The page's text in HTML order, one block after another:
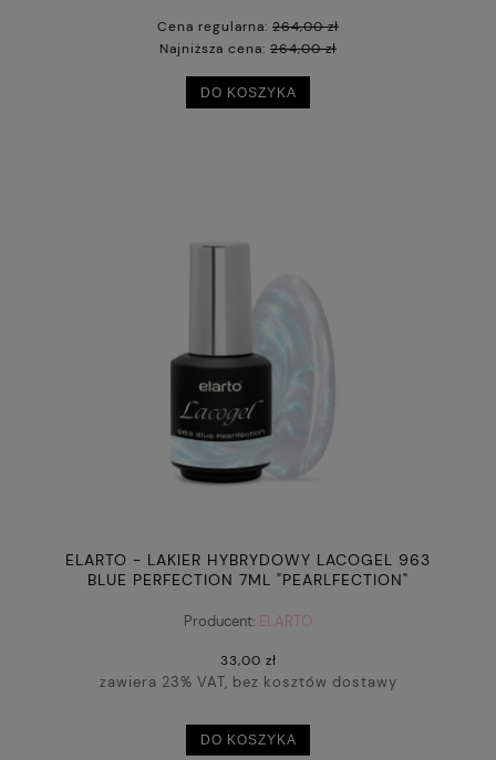
Cena regularna: 264,00 zł
Najniższa cena: 264,00 zł
DO KOSZYKA
ELARTO - LAKIER HYBRYDOWY LACOGEL 963
BLUE PERFECTION 7ML "PEARLFECTION"
Producent: ELARTO
33,00 zł
zawiera 23% VAT, bez kosztów dostawy
DO KOSZYKA